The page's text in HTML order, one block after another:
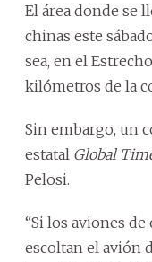
El área donde se
chinas este
sea, en el
kilómetros de la
Sin embargo, un
estatal Global
Pelosi.
“Si los aviones
escoltan el avión